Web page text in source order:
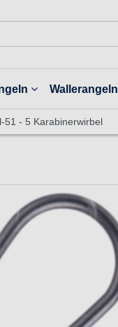
Wallerangeln
51 - 5 Karabinerwirbel